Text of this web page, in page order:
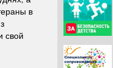
в
свой